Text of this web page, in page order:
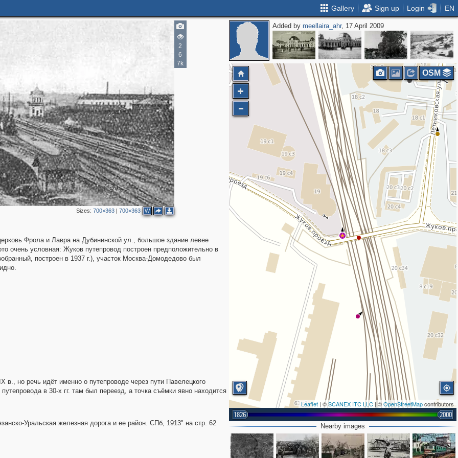
Gallery Sign up Login EN
2
6
7k
Sizes: 700×363| 700×363 W
Фрола и Лавра на Дубининской ул., большое здание левее
очень условная: Жуков путепровод построен предположительно в
построен в 1937 г.), участок Москва-Домодедово был
Added bymeellaira_ahr, 17 April 2009
Leaflet | ©SCANEX ITC LLC | ©OpenStreetMapcontributors
1826 2000
OSM
Nearby images
но речь идёт именно о путепроводе через пути Павелецкого
в 30-х гг. там был переезд, а точка съёмки явно находится
Уральская железная дорога и ее район. СПб, 1913" на стр. 62